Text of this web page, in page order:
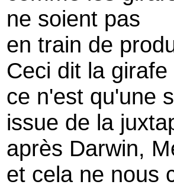
ne soient pas
en train de
Ceci dit la
ce n'est qu'une
issue de la
après Darwin,
et cela ne nous